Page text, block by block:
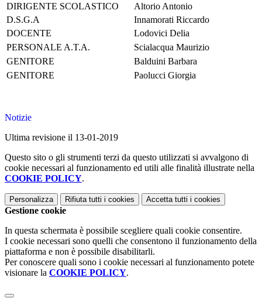
DIRIGENTE SCOLASTICO
Altorio Antonio
D.S.G.A
Innamorati Riccardo
DOCENTE
Lodovici Delia
PERSONALE A.T.A.
Scialacqua Maurizio
GENITORE
Balduini Barbara
GENITORE
Paolucci Giorgia
Notizie
Ultima revisione il 13-01-2019
Questo sito o gli strumenti terzi da questo utilizzati si avvalgono di
cookie necessari al funzionamento ed utili alle finalità illustrate nella
COOKIE POLICY.
Personalizza Rifiuta tutti i cookies Accetta tutti i cookies
Gestione cookie
In questa schermata è possibile scegliere quali cookie consentire.
I cookie necessari sono quelli che consentono il funzionamento della
piattaforma e non è possibile disabilitarli.
Per conoscere quali sono i cookie necessari al funzionamento potete
visionare la COOKIE POLICY.